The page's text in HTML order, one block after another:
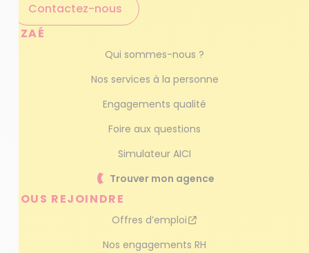
Contactez-nous
AZAÉ
Qui sommes-nous ?
Nos services à la personne
Engagements qualité
Foire aux questions
Simulateur AICI
Trouver mon agence
NOUS REJOINDRE
Offres d’emploi
Nos engagements RH